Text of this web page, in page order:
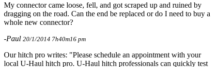
My connector came loose, fell, and got scraped up and ruined by
dragging on the road. Can the end be replaced or do I need to buy a
whole new connector?
-Paul 20/1/2014 7h40m16 pm
Our hitch pro writes: "Please schedule an appointment with your
local U-Haul hitch pro. U-Haul hitch professionals can quickly test